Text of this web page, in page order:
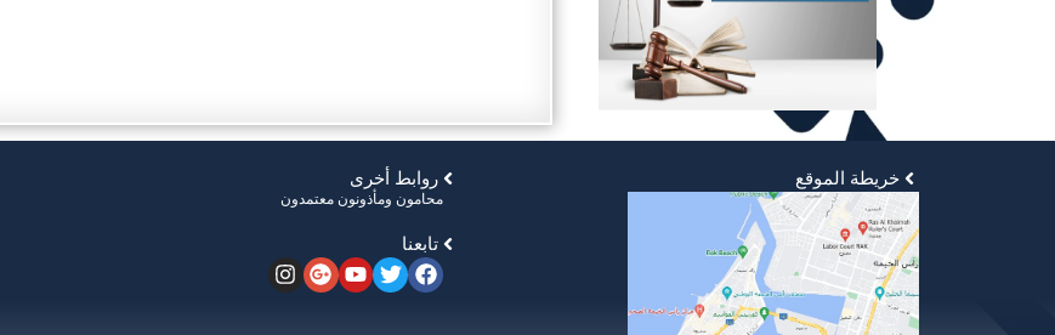
روابط أخرى
محامون ومأذونون معتمدون
تابعنا
خريطة الموقع